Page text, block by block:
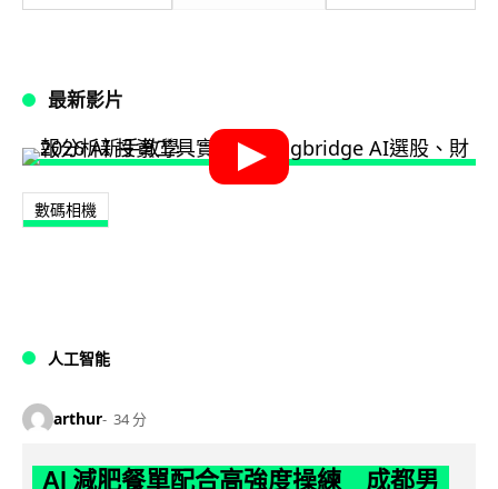
最新影片
數碼相機
人工智能
arthur 34 分
AI 減肥餐單配合高強度操練 成都男